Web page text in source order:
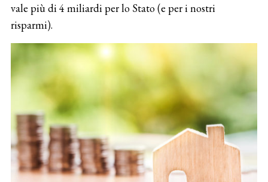
vale più di 4 miliardi per lo Stato (e per i nostri
risparmi).